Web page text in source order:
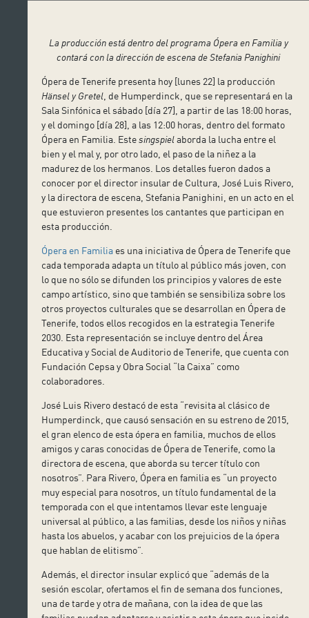
La producción está dentro del programa Ópera en Familia y
contará con la dirección de escena de Stefania Panighini
Ópera de Tenerife presenta hoy [lunes 22] la producción
Hänsel y Gretel , de Humperdinck, que se representará en la
Sala Sinfónica el sábado [día 27], a partir de las 18:00 horas,
y el domingo [día 28], a las 12:00 horas, dentro del formato
Ópera en Familia. Estesingspielaborda la lucha entre el
bien y el mal y, por otro lado, el paso de la niñez a la
madurez de los hermanos. Los detalles fueron dados a
conocer por el director insular de Cultura, José Luis Rivero,
y la directora de escena, Stefania Panighini, en un acto en el
que estuvieron presentes los cantantes que participan en
esta producción.
Ópera en Familia es una iniciativa de Ópera de Tenerife que
cada temporada adapta un título al público más joven, con
lo que no sólo se difunden los principios y valores de este
campo artístico, sino que también se sensibiliza sobre los
otros proyectos culturales que se desarrollan en Ópera de
Tenerife, todos ellos recogidos en la estrategia Tenerife
2030. Esta representación se incluye dentro del Área
Educativa y Social de Auditorio de Tenerife, que cuenta con
Fundación Cepsa y Obra Social “la Caixa” como
colaboradores.
José Luis Rivero destacó de esta “revisita al clásico de
Humperdinck, que causó sensación en su estreno de 2015,
el gran elenco de esta ópera en familia, muchos de ellos
amigos y caras conocidas de Ópera de Tenerife, como la
directora de escena, que aborda su tercer título con
nosotros”. Para Rivero, Ópera en familia es “un proyecto
muy especial para nosotros, un título fundamental de la
temporada con el que intentamos llevar este lenguaje
universal al público, a las familias, desde los niños y niñas
hasta los abuelos, y acabar con los prejuicios de la ópera
que hablan de elitismo”.
Además, el director insular explicó que “además de la
sesión escolar, ofertamos el fin de semana dos funciones,
una de tarde y otra de mañana, con la idea de que las